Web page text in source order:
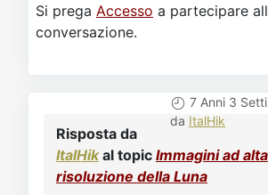
Si prega Accesso a partecipare
conversazione.
7 Anni 3
da ItalHik
Risposta da
ItalHikal topic Immagini ad alta
risoluzione della Luna